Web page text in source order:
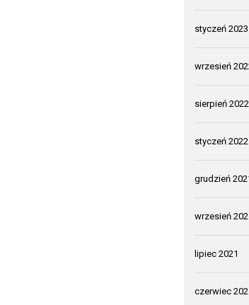
styczeń 2023
wrzesień
sierpień 2022
styczeń 2022
grudzień
wrzesień
lipiec 2021
czerwiec